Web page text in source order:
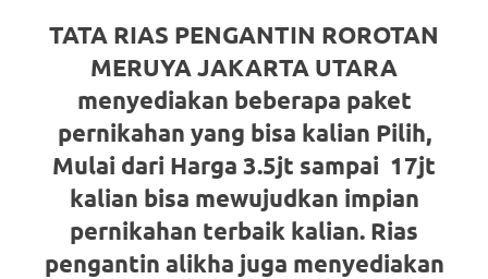
here
replica
watches.
favorite
replica
watches.
TATA RIAS PENGANTIN ROROTAN
MERUYA JAKARTA UTARA
menyediakan beberapa paket
pernikahan yang bisa kalian Pilih,
Mulai dari Harga 3.5jt sampai 17jt
kalian bisa mewujudkan impian
pernikahan terbaik kalian. Rias
pengantin alikha juga menyediakan